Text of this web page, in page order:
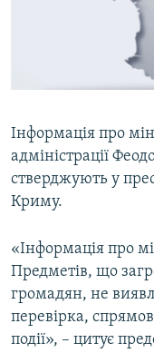
ВІДЕОУРОКИ «ELIFBE»
СВІДЧЕННЯ ОКУПАЦІЇ
УКРАЇНСЬКА
Усі сайти RFE/RL
Інформація про
адміністрації
стверджують у
Криму.
«Інформація про
Предметів, що
громадян, не
перевірка,
події», – цитує